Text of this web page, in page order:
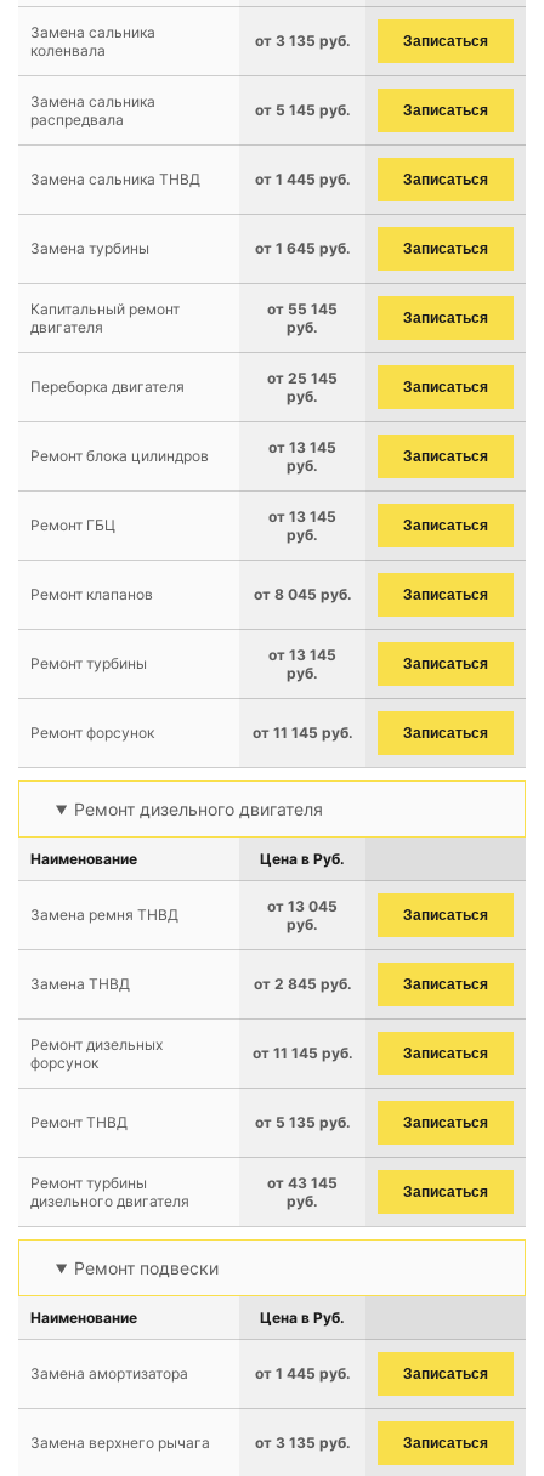
Замена сальника
коленвала
от 3 135 руб. Записаться
Замена сальника
распредвала
от 5 145 руб. Записаться
Замена сальника ТНВД от 1 445 руб. Записаться
Замена турбины от 1 645 руб. Записаться
Капитальный ремонт
двигателя
от 55 145
руб.
Записаться
Переборка двигателя
от 25 145
руб.
Записаться
Ремонт блока цилиндров
от 13 145
руб.
Записаться
Ремонт ГБЦ
от 13 145
руб.
Записаться
Ремонт клапанов от 8 045 руб. Записаться
Ремонт турбины
от 13 145
руб.
Записаться
Ремонт форсунок от 11 145 руб. Записаться
Ремонт дизельного двигателя
Наименование Цена в Руб.
Замена ремня ТНВД
от 13 045
руб.
Записаться
Замена ТНВД от 2 845 руб. Записаться
Ремонт дизельных
форсунок
от 11 145 руб. Записаться
Ремонт ТНВД от 5 135 руб. Записаться
Ремонт турбины
дизельного двигателя
от 43 145
руб.
Записаться
Ремонт подвески
Наименование Цена в Руб.
Замена амортизатора от 1 445 руб. Записаться
Замена верхнего рычага от 3 135 руб. Записаться